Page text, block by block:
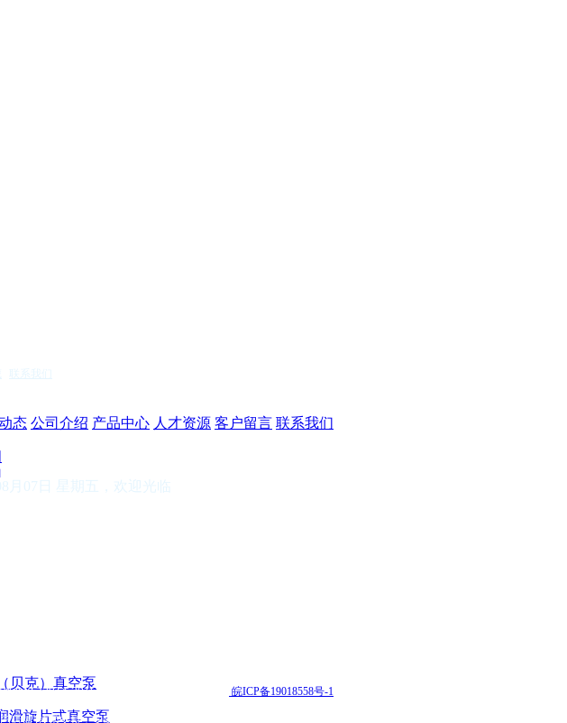
线：15255144771
态 公司介绍 产品中心 人才资源 客户留言 联系我们
里奇乐)真空泵
（普发）真空泵
（爱发科）真空泵
月07日 星期五，欢迎光临
贝克）真空泵
滑旋片式真空泵
2015 合肥志徽自动机电有限公司 皖ICP备19018558号-1
店铺 |技术支持：安徽安搜